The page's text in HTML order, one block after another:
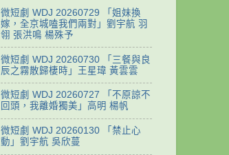
微短劇 WDJ 20260729 「姐妹換
嫁，全京城嗑我們兩對」劉宇航 羽
翎 張洪鳴 楊殊予
微短劇 WDJ 20260730 「三餐與良
辰之霧散歸棲時」王星瑋 黃雲雲
微短劇 WDJ 20260727 「不原諒不
回頭，我離婚獨美」高明 楊帆
微短劇 WDJ 20260130 「禁止心
動」劉宇航 吳欣蔓